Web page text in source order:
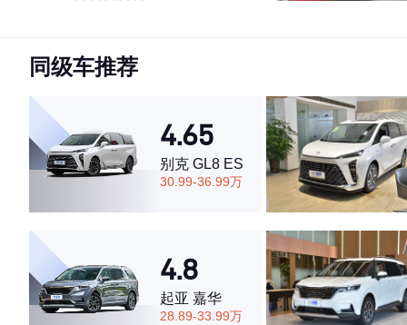
·空间表现一般，低于55%同级车
同级车推荐
4.65
别克 GL8 ES
30.99-36.99万
4.8
起亚 嘉华
28.89-33.99万